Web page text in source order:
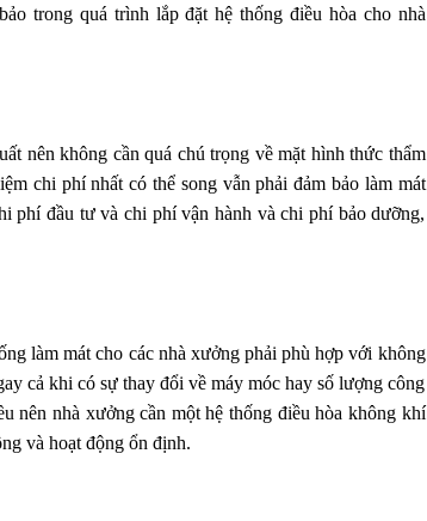
trong quá trình lắp đặt hệ thống điều hòa cho nhà
nên không cần quá chú trọng về mặt hình thức thẩm
chi phí nhất có thể song vẫn phải đảm bảo làm mát
phí đầu tư và chi phí vận hành và chi phí bảo dưỡng,
làm mát cho các nhà xưởng phải phù hợp với không
cả khi có sự thay đổi về máy móc hay số lượng công
nên nhà xưởng cần một hệ thống điều hòa không khí
và hoạt động ổn định.